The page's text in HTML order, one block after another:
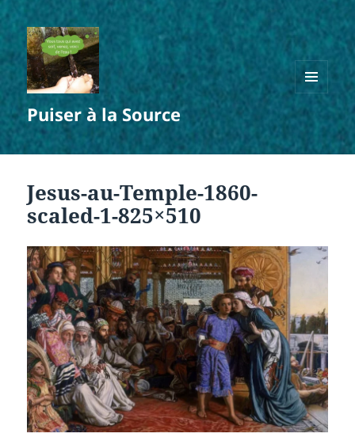
Puiser à la Source
MENU
ET
WIDGETS
Jesus-au-Temple-1860-
scaled-1-825×510